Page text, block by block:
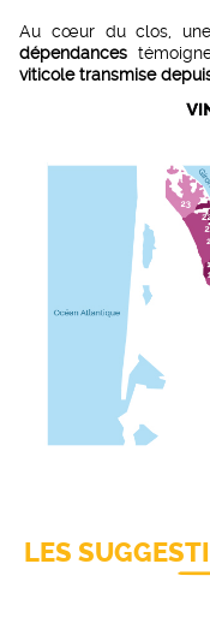
Au cœur du clos,
dépendances
viticole transmise
LES